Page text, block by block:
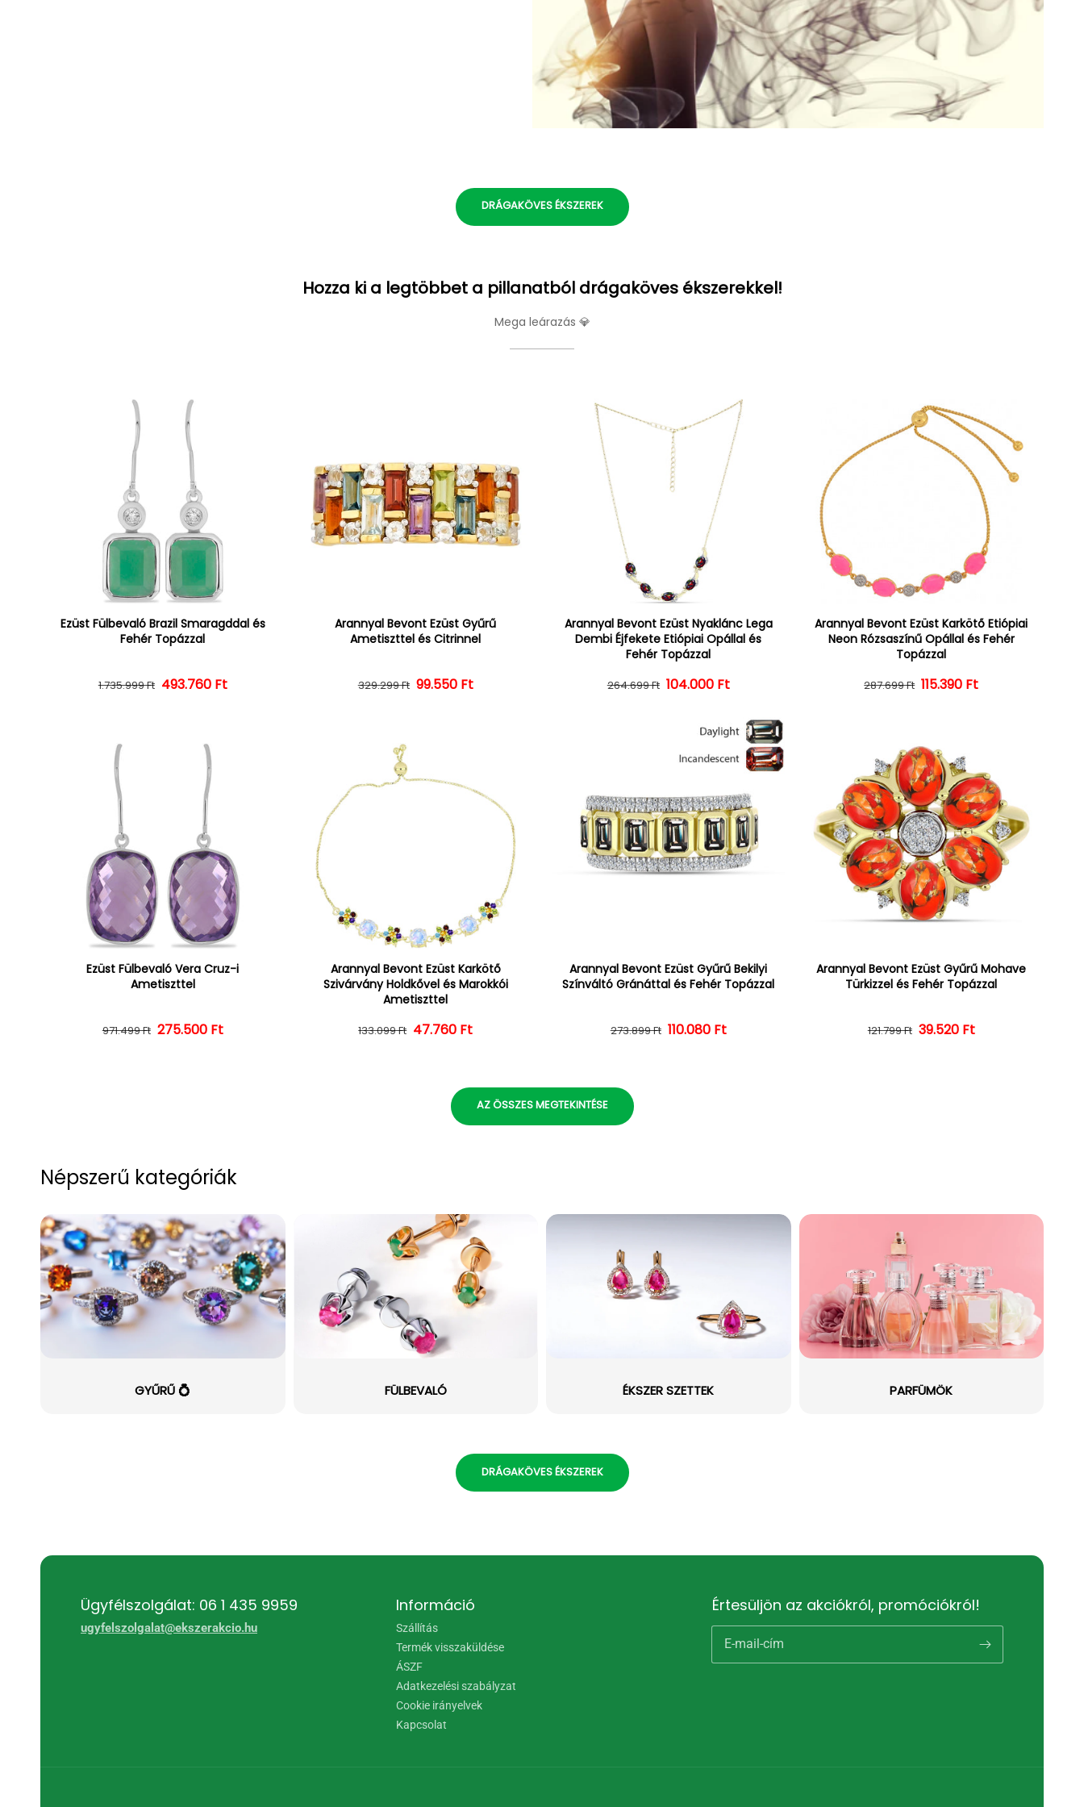
DRÁGAKÖVES ÉKSZEREK
Hozza ki a legtöbbet a pillanatból drágaköves ékszerekkel!
Mega leárazás 💎
Ezüst Fülbevaló Brazil Smaragddal és
Fehér Topázzal
Normál ár
1.735.999 Ft Kedvezményes ár
493.760 Ft
Arannyal Bevont Ezüst Gyűrű
Ametiszttel és Citrinnel
Normál ár
329.299 Ft Kedvezményes ár
99.550 Ft
Arannyal Bevont Ezüst Nyaklánc Lega
Dembi Éjfekete Etiópiai Opállal és
Fehér Topázzal
Normál ár
264.699 Ft Kedvezményes ár
104.000 Ft
Arannyal Bevont Ezüst Karkötő Etiópiai
Neon Rózsaszínű Opállal és Fehér
Topázzal
Normál ár
287.699 Ft Kedvezményes ár
115.390 Ft
Ezüst Fülbevaló Vera Cruz-i
Ametiszttel
Normál ár
971.499 Ft Kedvezményes ár
275.500 Ft
Arannyal Bevont Ezüst Karkötő
Szivárvány Holdkővel és Marokkói
Ametiszttel
Normál ár
133.099 Ft Kedvezményes ár
47.760 Ft
Arannyal Bevont Ezüst Gyűrű Bekilyi
Színváltó Gránáttal és Fehér Topázzal
Normál ár
273.899 Ft Kedvezményes ár
110.080 Ft
Arannyal Bevont Ezüst Gyűrű Mohave
Türkizzel és Fehér Topázzal
Normál ár
121.799 Ft Kedvezményes ár
39.520 Ft
AZ ÖSSZES MEGTEKINTÉSE
Népszerű kategóriák
GYŰRŰ 💍 FÜLBEVALÓ ÉKSZER SZETTEK PARFÜMÖK
DRÁGAKÖVES ÉKSZEREK
Ügyfélszolgálat: 06 1 435 9959
ugyfelszolgalat@ekszerakcio.hu
Információ
Szállítás
Termék visszaküldése
ÁSZF
Adatkezelési szabályzat
Cookie irányelvek
Kapcsolat
Értesüljön az akciókról, promóciókról!
E-mail-cím